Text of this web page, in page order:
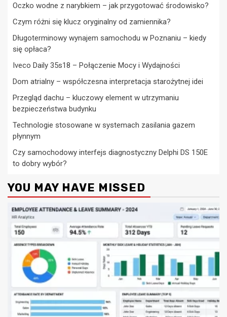
Oczko wodne z narybkiem – jak przygotować środowisko?
Czym różni się klucz oryginalny od zamiennika?
Długoterminowy wynajem samochodu w Poznaniu – kiedy
się opłaca?
Iveco Daily 35s18 – Połączenie Mocy i Wydajności
Dom atrialny – współczesna interpretacja starożytnej idei
Przegląd dachu – kluczowy element w utrzymaniu
bezpieczeństwa budynku
Technologie stosowane w systemach zasilania gazem
płynnym
Czy samochodowy interfejs diagnostyczny Delphi DS 150E
to dobry wybór?
YOU MAY HAVE MISSED